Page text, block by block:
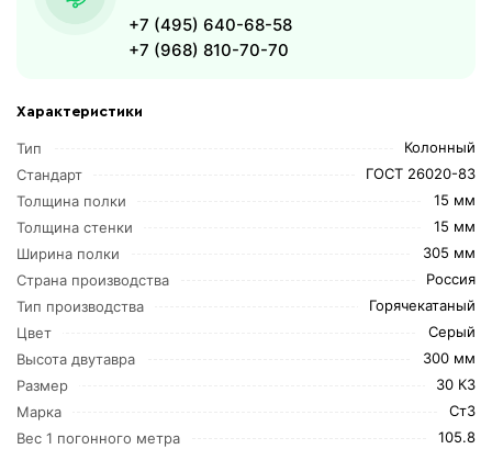
Характеристики
Тип
Колонный
Стандарт
ГОСТ 26020-83
Толщина полки
15 мм
Толщина стенки
15 мм
Ширина полки
305 мм
Страна производства
Россия
Тип производства
Горячекатаный
Цвет
Серый
Высота двутавра
300 мм
Размер
30 К3
Марка
Ст3
Вес 1 погонного метра
105.8
+7 (495) 640-68-58
+7 (968) 810-70-70